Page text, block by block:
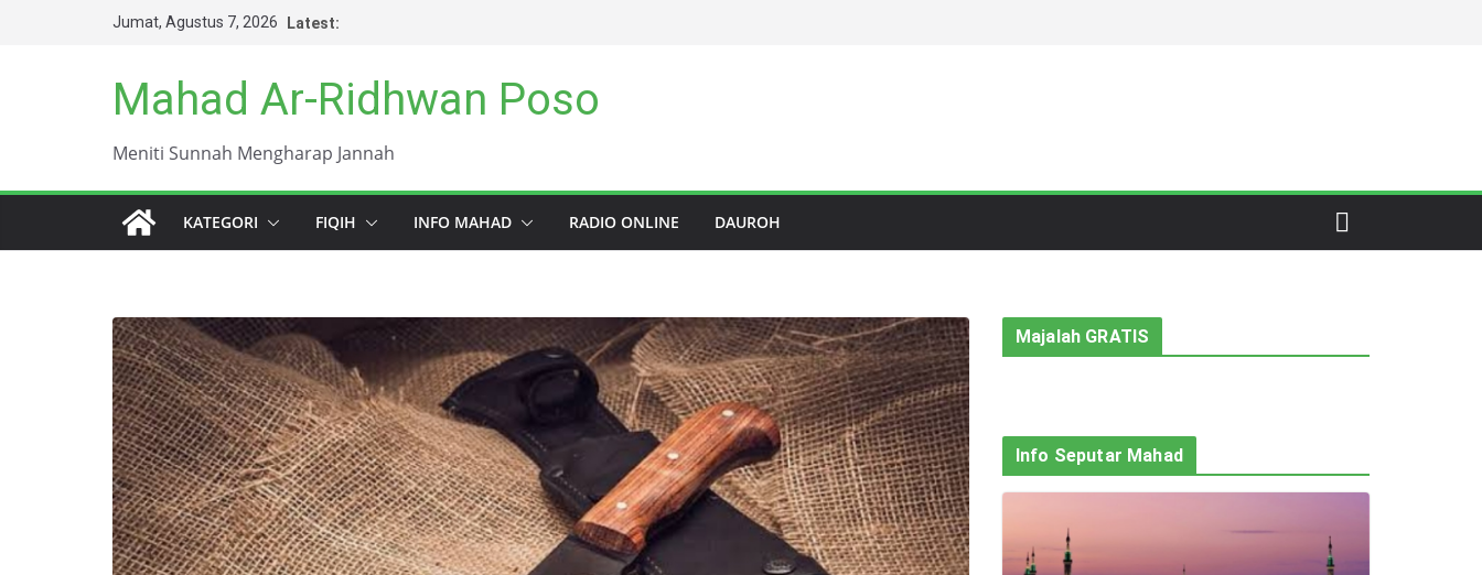
Jumat, Agustus 7, 2026 Latest:
Mahad Ar-Ridhwan Poso
Meniti Sunnah Mengharap Jannah
KATEGORI FIQIH INFO MAHAD RADIO ONLINE DAUROH
Majalah GRATIS
Info Seputar Mahad